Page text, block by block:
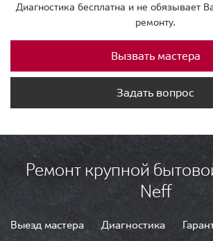
Диагностика бесплатна и не обязывает
ремонту.
Вызвать мастера
Задать вопрос
Ремонт крупной
Neff
Выезд мастера Диагностика